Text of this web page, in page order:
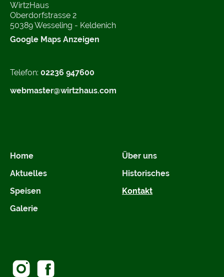
WirtzHaus
Oberdorfstrasse 2
50389 Wesseling - Keldenich
Google Maps Anzeigen
Telefon: 02236 947600
webmaster@wirtzhaus.com
Home
Aktuelles
Speisen
Galerie
Über uns
Historisches
Kontakt